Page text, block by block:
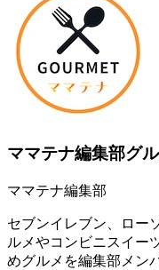
ママテナ編集部グ
ママテナ編集部
セブンイレブン、ロー
ルメやコンビニスイー
めグルメを編集部メン